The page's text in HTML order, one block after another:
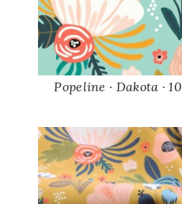
Popeline · Dakota ·